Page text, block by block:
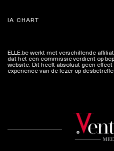
IA CHART
ELLE.be werkt met verschillende
dat het een commissie verdient op
website. Dit heeft absoluut geen
experience van de lezer op